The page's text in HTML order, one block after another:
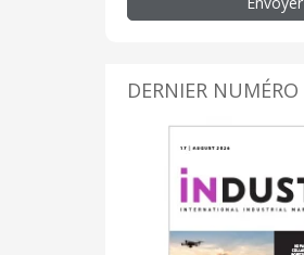
DERNIER NUMÉRO